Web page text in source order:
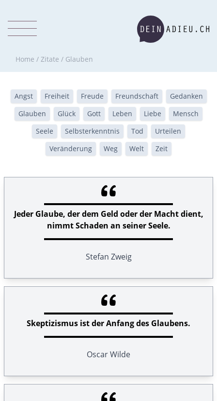
Home / Zitate / Glauben
Angst Freiheit Freude Freundschaft
Gedanken
Glauben
Glück Gott Leben Liebe
Mensch
Seele
Selbsterkenntnis Tod
Urteilen
Veränderung
Weg Welt Zeit
Jeder Glaube, der dem Geld oder der Macht dient,
nimmt Schaden an seiner Seele.
Stefan Zweig
Skeptizismus ist der Anfang des Glaubens.
Oscar Wilde